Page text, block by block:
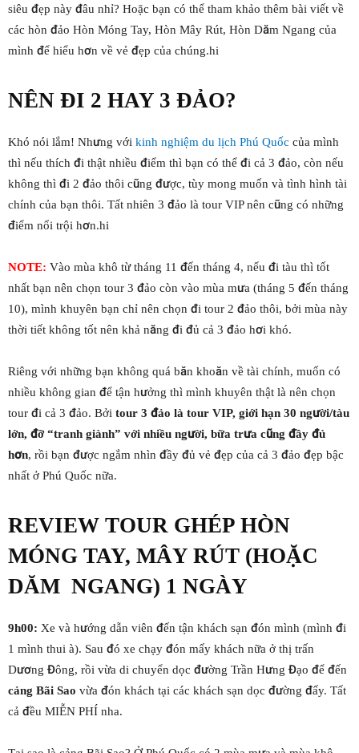
siêu đẹp này đâu nhỉ? Hoặc bạn có thể tham khảo thêm bài viết về
các hòn đảo Hòn Móng Tay, Hòn Mây Rút, Hòn Dăm Ngang của
mình để hiểu hơn về vẻ đẹp của chúng.hi
NÊN ĐI 2 HAY 3 ĐẢO?
Khó nói lắm! Nhưng với kinh nghiệm du lịch Phú Quốc của mình
thì nếu thích đi thật nhiều điểm thì bạn có thể đi cả 3 đảo, còn nếu
không thì đi 2 đảo thôi cũng được, tùy mong muốn và tình hình tài
chính của bạn thôi. Tất nhiên 3 đảo là tour VIP nên cũng có những
điểm nổi trội hơn.hi
NOTE: Vào mùa khô từ tháng 11 đến tháng 4, nếu đi tàu thì tốt
nhất bạn nên chọn tour 3 đảo còn vào mùa mưa (tháng 5 đến tháng
10), mình khuyên bạn chỉ nên chọn đi tour 2 đảo thôi, bởi mùa này
thời tiết không tốt nên khả năng đi đủ cả 3 đảo hơi khó.
Riêng với những bạn không quá băn khoăn về tài chính, muốn có
nhiều không gian để tận hưởng thì mình khuyên thật là nên chọn
tour đi cả 3 đảo. Bởi tour 3 đảo là tour VIP, giới hạn 30 người/tàu
lớn, đỡ “tranh giành” với nhiều người, bữa trưa cũng đầy đủ
hơn, rồi bạn được ngắm nhìn đầy đủ vẻ đẹp của cả 3 đảo đẹp bậc
nhất ở Phú Quốc nữa.
REVIEW TOUR GHÉP HÒN
MÓNG TAY, MÂY RÚT (HOẶC
DĂM NGANG) 1 NGÀY
9h00: Xe và hướng dẫn viên đến tận khách sạn đón mình (mình đi
1 mình thui à). Sau đó xe chạy đón mấy khách nữa ở thị trấn
Dương Đông, rồi vừa di chuyển dọc đường Trần Hưng Đạo để đến
cảng Bãi Sao vừa đón khách tại các khách sạn dọc đường đấy. Tất
cả đều MIỄN PHÍ nha.